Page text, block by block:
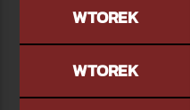
NASTĘPNIE W RAMÓWCE
EXTRA ORBIT
12:00 14:00
WTOREK
WTOREK